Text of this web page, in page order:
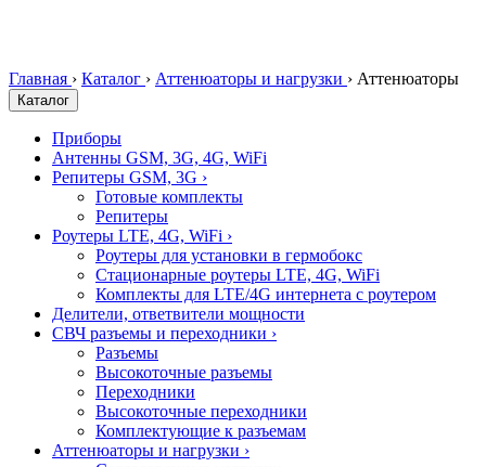
Главная › Каталог › Аттенюаторы и нагрузки › Аттенюаторы
Каталог
Приборы
Антенны GSM, 3G, 4G, WiFi
Репитеры GSM, 3G ›
Готовые комплекты
Репитеры
Роутеры LTE, 4G, WiFi ›
Роутеры для установки в гермобокс
Стационарные роутеры LTE, 4G, WiFi
Комплекты для LTE/4G интернета с роутером
Делители, ответвители мощности
СВЧ разъемы и переходники ›
Разъемы
Высокоточные разъемы
Переходники
Высокоточные переходники
Комплектующие к разъемам
Аттенюаторы и нагрузки ›